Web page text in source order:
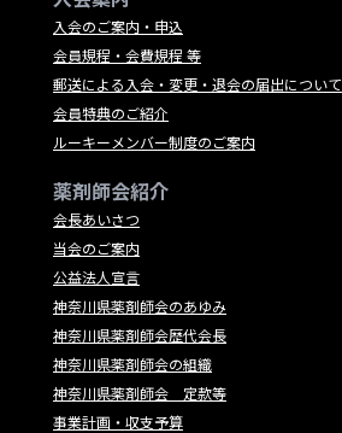
入会のご案内・申込
会員規程・会費規程 等
郵送による入会・変更・退会の届出について
会員特典のご紹介
ルーキーメンバー制度のご案内
薬剤師会紹介
会長あいさつ
当会のご案内
公益法人宣言
神奈川県薬剤師会のあゆみ
神奈川県薬剤師会歴代会長
神奈川県薬剤師会の組織
神奈川県薬剤師会 定款等
事業計画・収支予算